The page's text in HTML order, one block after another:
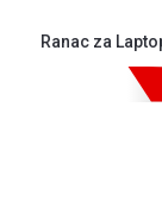
Ranac za